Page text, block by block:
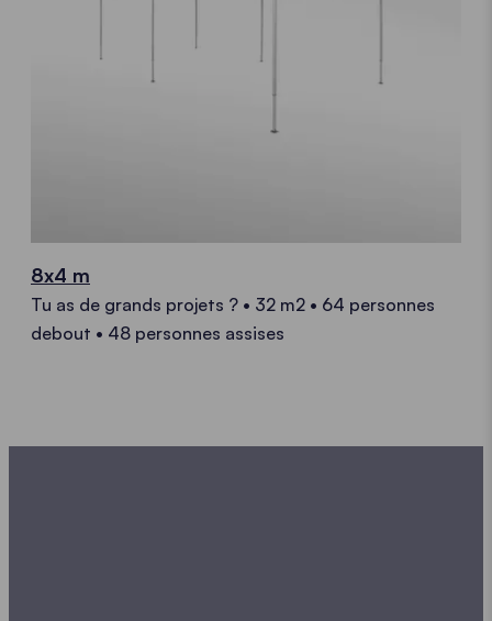
8x4 m
Tu as de grands projets ? • 32 m2 • 64 personnes
debout • 48 personnes assises